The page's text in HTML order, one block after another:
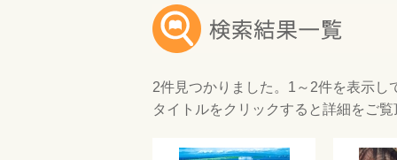
2件見つかりました。 1～2件を表示し
タイトルをクリックすると詳細をご